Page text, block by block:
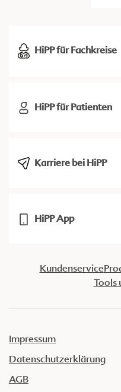
HiPP für Fachkreise
HiPP für Patienten
Karriere bei HiPP
HiPP App
Kundenservice
Tools
Impressum
Datenschutzerklärung
AGB